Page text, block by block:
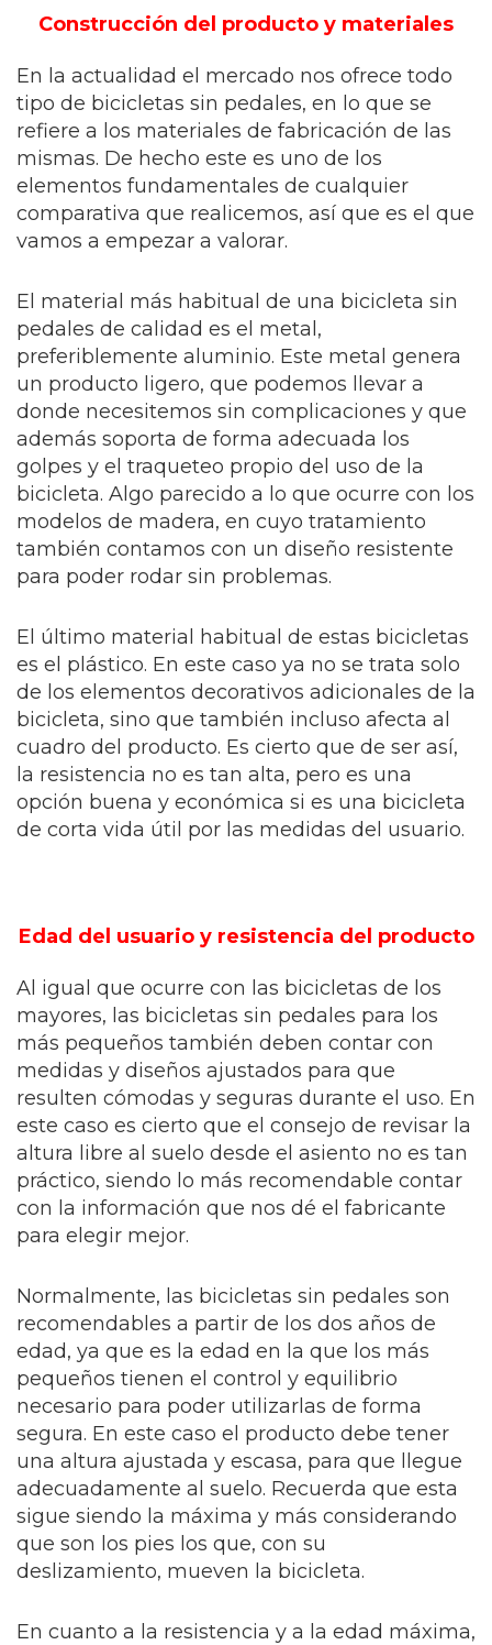
Construcción del producto y materiales
En la actualidad el mercado nos ofrece todo
tipo de bicicletas sin pedales, en lo que se
refiere a los materiales de fabricación de las
mismas. De hecho este es uno de los
elementos fundamentales de cualquier
comparativa que realicemos, así que es el que
vamos a empezar a valorar.
El material más habitual de una bicicleta sin
pedales de calidad es el metal,
preferiblemente aluminio. Este metal genera
un producto ligero, que podemos llevar a
donde necesitemos sin complicaciones y que
además soporta de forma adecuada los
golpes y el traqueteo propio del uso de la
bicicleta. Algo parecido a lo que ocurre con los
modelos de madera, en cuyo tratamiento
también contamos con un diseño resistente
para poder rodar sin problemas.
El último material habitual de estas bicicletas
es el plástico. En este caso ya no se trata solo
de los elementos decorativos adicionales de la
bicicleta, sino que también incluso afecta al
cuadro del producto. Es cierto que de ser así,
la resistencia no es tan alta, pero es una
opción buena y económica si es una bicicleta
de corta vida útil por las medidas del usuario.
Edad del usuario y resistencia del producto
Al igual que ocurre con las bicicletas de los
mayores, las bicicletas sin pedales para los
más pequeños también deben contar con
medidas y diseños ajustados para que
resulten cómodas y seguras durante el uso. En
este caso es cierto que el consejo de revisar la
altura libre al suelo desde el asiento no es tan
práctico, siendo lo más recomendable contar
con la información que nos dé el fabricante
para elegir mejor.
Normalmente, las bicicletas sin pedales son
recomendables a partir de los dos años de
edad, ya que es la edad en la que los más
pequeños tienen el control y equilibrio
necesario para poder utilizarlas de forma
segura. En este caso el producto debe tener
una altura ajustada y escasa, para que llegue
adecuadamente al suelo. Recuerda que esta
sigue siendo la máxima y más considerando
que son los pies los que, con su
deslizamiento, mueven la bicicleta.
En cuanto a la resistencia y a la edad máxima,